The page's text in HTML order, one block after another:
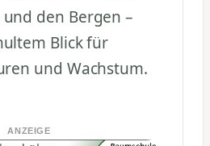
den Bergen –
Blick für
und Wachstum.
ANZEIGE